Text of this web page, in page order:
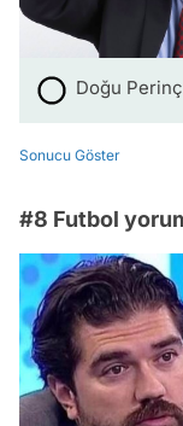
Doğu
Sonucu Göster
#8 Futbol